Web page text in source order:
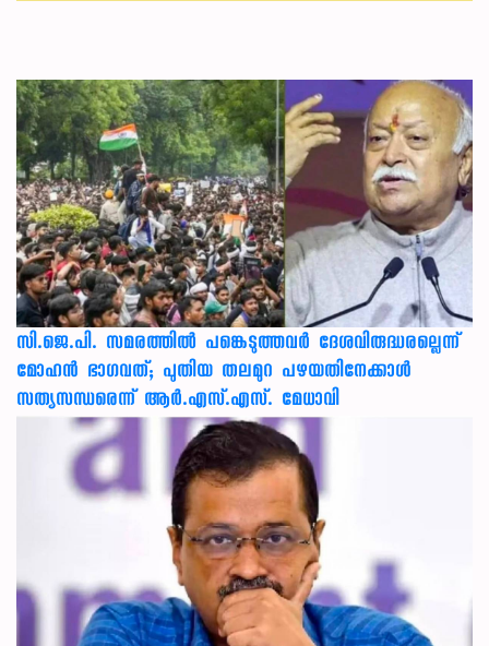
സി.ജെ.പി. സമരത്തിൽ പങ്കെടുത്തവർ ദേശവിരുദ്ധരല്ലെന്ന്
മോഹൻ ഭാഗവത്; പുതിയ തലമുറ പഴയതിനേക്കാൾ
സത്യസന്ധരെന്ന് ആർ.എസ്.എസ്. മേധാവി